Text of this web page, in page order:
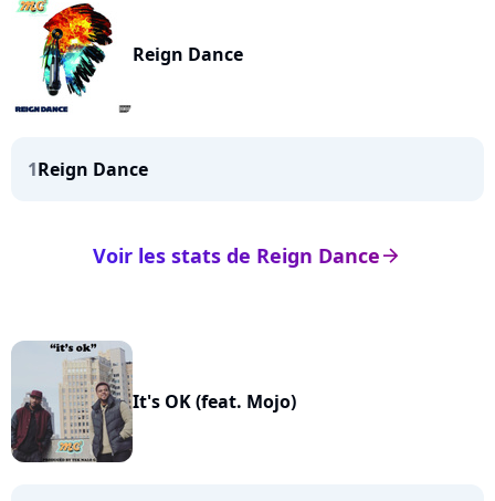
Reign Dance
1Reign Dance
arrow_right
Voir les stats de Reign Dance
It's OK (feat. Mojo)